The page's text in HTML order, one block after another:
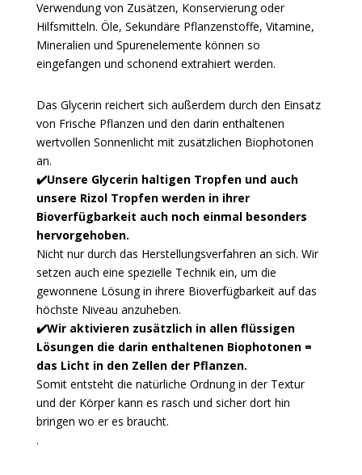
Verwendung von Zusätzen, Konservierung oder
Hilfsmitteln. Öle, Sekundäre Pflanzenstoffe, Vitamine,
Mineralien und Spurenelemente können so
eingefangen und schonend extrahiert werden.
Das Glycerin reichert sich außerdem durch den Einsatz
von Frische Pflanzen und den darin enthaltenen
wertvollen Sonnenlicht mit zusätzlichen Biophotonen
an.
✔️Unsere Glycerin haltigen Tropfen und auch
unsere Rizol Tropfen werden in ihrer
Bioverfügbarkeit auch noch einmal besonders
hervorgehoben.
Nicht nur durch das Herstellungsverfahren an sich. Wir
setzen auch eine spezielle Technik ein, um die
gewonnene Lösung in ihrere Bioverfügbarkeit auf das
höchste Niveau anzuheben.
✔️Wir aktivieren zusätzlich in allen flüssigen
Lösungen die darin enthaltenen Biophotonen =
das Licht in den Zellen der Pflanzen.
Somit entsteht die natürliche Ordnung in der Textur
und der Körper kann es rasch und sicher dort hin
bringen wo er es braucht.
.